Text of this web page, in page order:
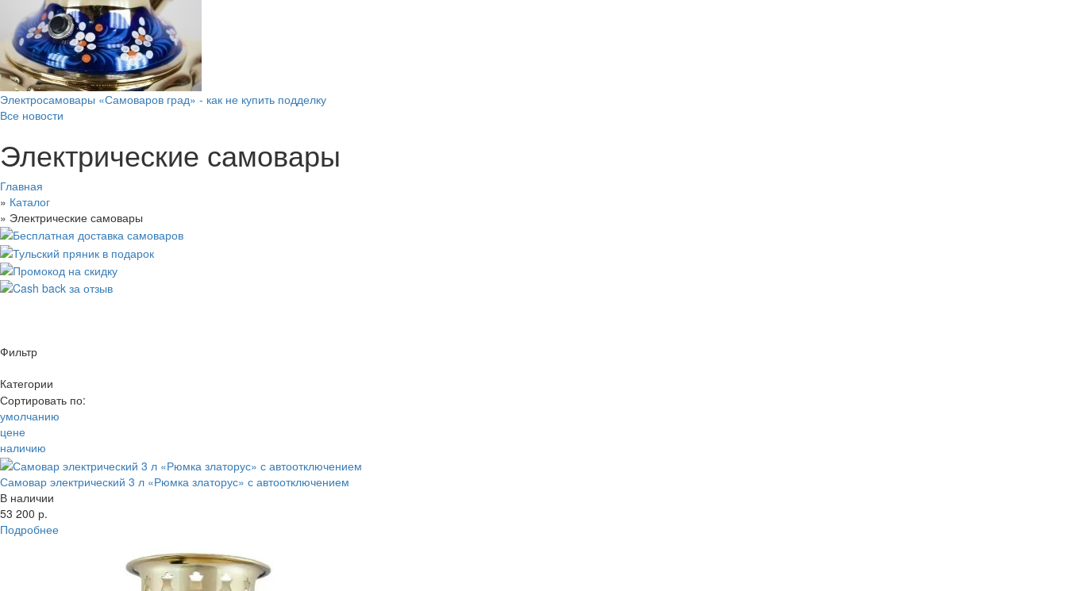
Электросамовары «Самоваров град» - как не купить подделку
Все новости
Электрические самовары
Главная
» Каталог
» Электрические самовары
Фильтр
Категории
Цена
—
Материал
Производитель
Объем
Цвет
Наличие
Выбрано:
2 литра
3 литра
5 литров
10 литров
25 литров
45 литров
90 - 100 литров
Нержавейка
Самовары термопоты
Сортировать по:
умолчанию
цене
наличию
Самовар электрический 3 л «Рюмка златорус» с автоотключением
В наличии
53 200 р.
Подробнее